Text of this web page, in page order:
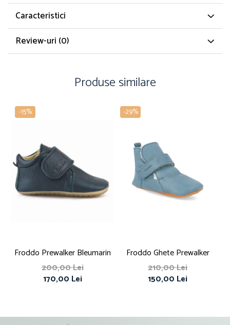
Caracteristici
Review-uri (0)
Produse similare
-15%
Froddo Prewalker Bleumarin
200,00 Lei
170,00 Lei
-29%
Froddo Ghete Prewalker
210,00 Lei
150,00 Lei